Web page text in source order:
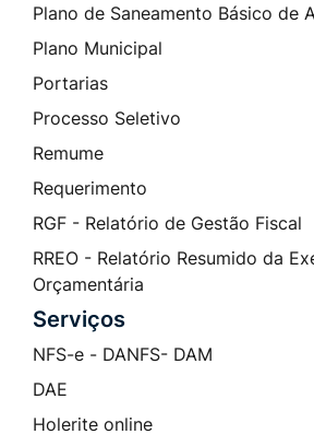
Plano de Saneamento Básico de
Plano Municipal
Portarias
Processo Seletivo
Remume
Requerimento
RGF - Relatório de Gestão Fiscal
RREO - Relatório Resumido da
Orçamentária
Serviços
NFS-e - DANFS- DAM
DAE
Holerite online